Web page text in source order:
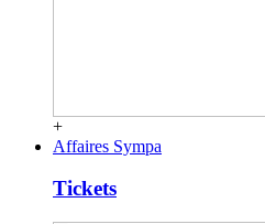
+
Affaires Sympa
Tickets